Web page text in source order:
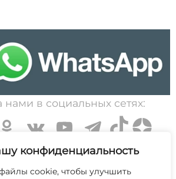
конфиденциальность
cookie, чтобы улучшить
нами в социальных сетях: